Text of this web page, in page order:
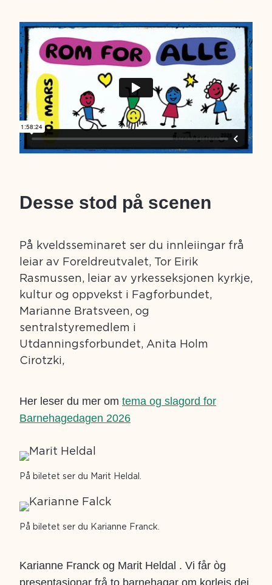
Desse stod på scenen
På kveldsseminaret ser du innleiingar frå
leiar av Foreldreutvalet, Tor Eirik
Rasmussen, leiar av yrkesseksjonen kyrkje,
kultur og oppvekst i Fagforbundet,
Marianne Bratsveen, og
sentralstyremedlem i
Utdanningsforbundet, Anita Holm
Cirotzki,
Her leser du mer om tema og slagord for
Barnehagedagen 2026
På biletet ser du Marit Heldal.
På biletet ser du Karianne Franck.
Karianne Franck og Marit Heldal . Vi får òg
presentasjonar frå to barnehagar om korleis dei